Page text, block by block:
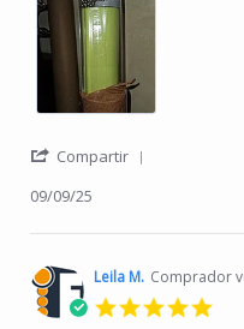
Compartir
09/09/25
Leila M. Comprador